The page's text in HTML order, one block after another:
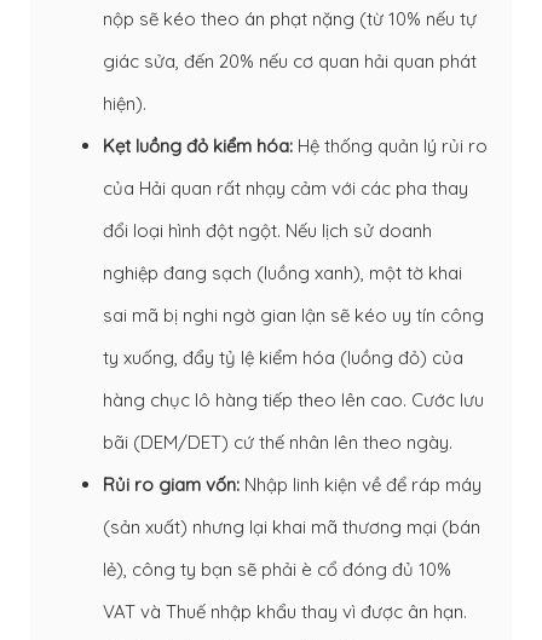
nộp sẽ kéo theo án phạt nặng (từ 10% nếu tự
giác sửa, đến 20% nếu cơ quan hải quan phát
hiện).
Kẹt luồng đỏ kiểm hóa: Hệ thống quản lý rủi ro
của Hải quan rất nhạy cảm với các pha thay
đổi loại hình đột ngột. Nếu lịch sử doanh
nghiệp đang sạch (luồng xanh), một tờ khai
sai mã bị nghi ngờ gian lận sẽ kéo uy tín công
ty xuống, đẩy tỷ lệ kiểm hóa (luồng đỏ) của
hàng chục lô hàng tiếp theo lên cao. Cước lưu
bãi (DEM/DET) cứ thế nhân lên theo ngày.
Rủi ro giam vốn: Nhập linh kiện về để ráp máy
(sản xuất) nhưng lại khai mã thương mại (bán
lẻ), công ty bạn sẽ phải è cổ đóng đủ 10%
VAT và Thuế nhập khẩu thay vì được ân hạn.